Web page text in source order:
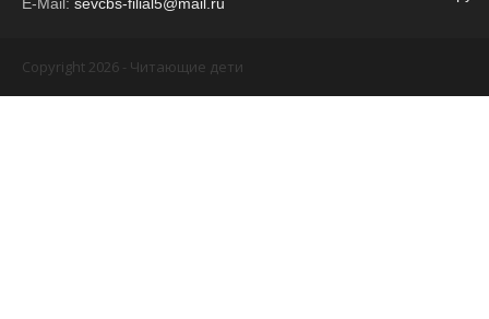
Copyright 2026 - Читающие дети